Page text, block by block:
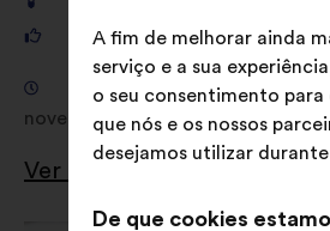
121,325 votos
Consulta de 18 de setembro
novembro de 2024
Ver os resultados
A fim de melhorar ainda
serviço e a sua
o seu consentimento para
que nós e os nossos
desejamos utilizar durante
De que cookies